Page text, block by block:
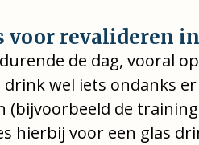
revalideren
de dag, vooral
wel iets ondanks
(bijvoorbeeld de
hierbij voor een glas